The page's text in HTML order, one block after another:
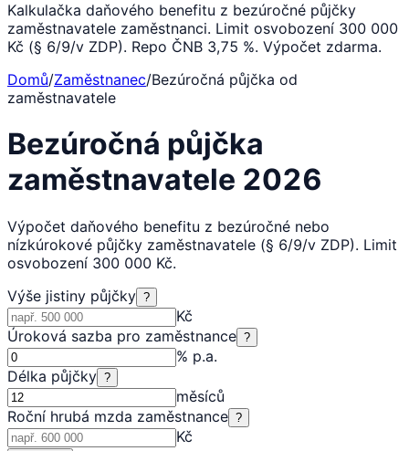
Kalkulačka daňového benefitu z bezúročné půjčky
zaměstnavatele zaměstnanci. Limit osvobození 300 000
Kč (§ 6/9/v ZDP). Repo ČNB 3,75 %. Výpočet zdarma.
Domů/Zaměstnanec/Bezúročná půjčka od
zaměstnavatele
Bezúročná půjčka
zaměstnavatele 2026
Výpočet daňového benefitu z bezúročné nebo
nízkúrokové půjčky zaměstnavatele (§ 6/9/v ZDP). Limit
osvobození 300 000 Kč.
Výše jistiny půjčky ?
Kč
Úroková sazba pro zaměstnance ?
% p.a.
Délka půjčky ?
měsíců
Roční hrubá mzda zaměstnance ?
Kč